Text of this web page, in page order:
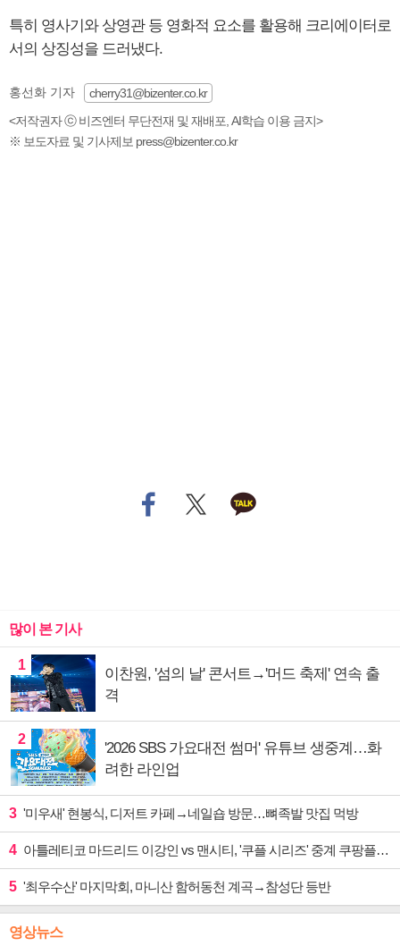
특히 영사기와 상영관 등 영화적 요소를 활용해 크리에이터로
서의 상징성을 드러냈다.
홍선화 기자
cherry31@bizenter.co.kr
<저작권자 ⓒ 비즈엔터 무단전재 및 재배포, AI학습 이용 금지>
※ 보도자료 및 기사제보 press@bizenter.co.kr
많이 본 기사
1
이찬원, '섬의 날' 콘서트→'머드 축제' 연속 출
격
2
'2026 SBS 가요대전 썸머' 유튜브 생중계…화
려한 라인업
3 '미우새' 현봉식, 디저트 카페→네일숍 방문…뼈족발 맛집 먹방
4 아틀레티코 마드리드 이강인 vs 맨시티, '쿠플 시리즈' 중계 쿠팡플레이
5 '최우수산' 마지막회, 마니산 함허동천 계곡→참성단 등반
영상뉴스